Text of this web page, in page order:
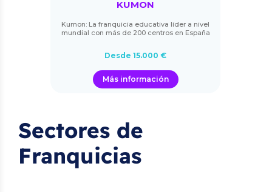
KUMON
Kumon: La franquicia educativa líder a nivel
mundial con más de 200 centros en España
Desde 15.000 €
Más información
Sectores de
Franquicias